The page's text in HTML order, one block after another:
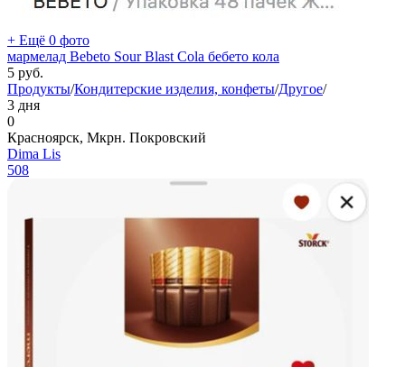
+ Ещё 0 фото
мармелад Bebeto Sour Blast Cola бебето кола
5 руб.
Продукты/Кондитерские изделия, конфеты/Другое/
3 дня
0
Красноярск, Мкрн. Покровский
Dima Lis
508